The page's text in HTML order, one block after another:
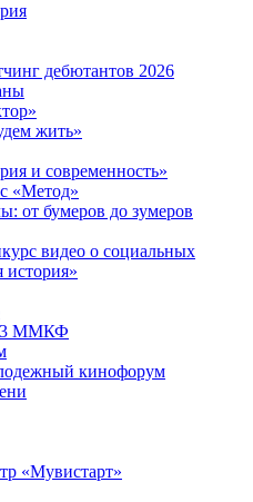
дебютантов 2026
жить»
и современность»
«Метод»
от бумеров до зумеров
видео о социальных
история»
ММКФ
кинофорум
«Мувистарт»